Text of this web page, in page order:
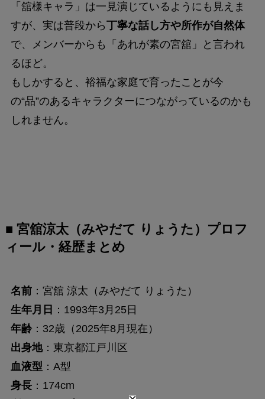
「舘様キャラ」は一見演じているようにも見えま
すが、実は普段から丁寧な話し方や所作が自然体
で、メンバーからも「あれが素の宮舘」と言われ
るほど。
もしかすると、裕福な家庭で育ったことが今
の“品”のあるキャラクターにつながっているのかも
しれません。
■ 宮舘涼太（みやだて りょうた）プロフ
ィール・経歴まとめ
名前：宮舘 涼太（みやだて りょうた）
生年月日 ：1993年3月25日
年齢：32歳（2025年8月現在）
出身地：東京都江戸川区
血液型 ：A型
身長：174cm